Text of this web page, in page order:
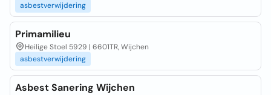
asbestverwijdering
Primamilieu
Heilige Stoel 5929 | 6601TR, Wijchen
asbestverwijdering
Asbest Sanering Wijchen